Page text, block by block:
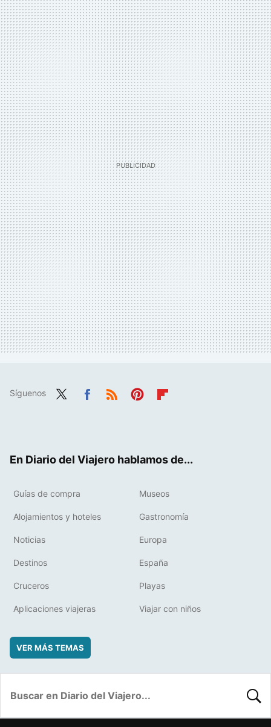
Síguenos
En Diario del Viajero hablamos de...
Guías de compra Museos
Alojamientos y hoteles Gastronomía
Noticias Europa
Destinos España
Cruceros Playas
Aplicaciones viajeras Viajar con niños
VER MÁS TEMAS